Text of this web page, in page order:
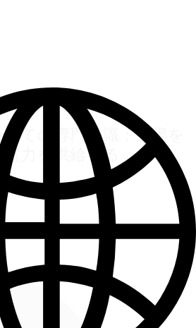
ての専門知識：太陽を
力を供給する